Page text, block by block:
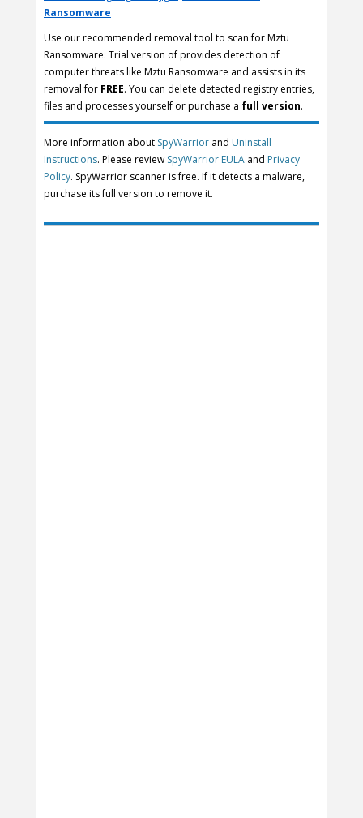
Ransomware
Use our recommended removal tool to scan for Mztu
Ransomware. Trial version of provides detection of
computer threats like Mztu Ransomware and assists in its
removal for FREE. You can delete detected registry entries,
files and processes yourself or purchase a full version.
More information about SpyWarrior and Uninstall
Instructions. Please review SpyWarrior EULA and Privacy
Policy. SpyWarrior scanner is free. If it detects a malware,
purchase its full version to remove it.